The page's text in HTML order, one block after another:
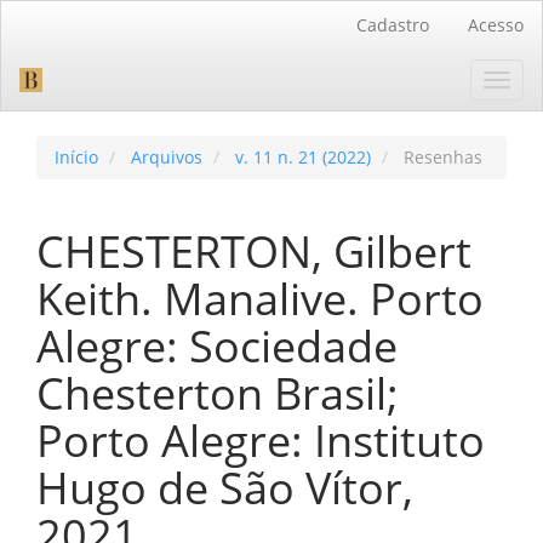
Barra
Cadastro Acesso
Início Arquivos v. 11 n. 21 (2022) Resenhas
CHESTERTON, Gilbert
Keith. Manalive. Porto
Alegre: Sociedade
Chesterton Brasil;
Porto Alegre: Instituto
Hugo de São Vítor,